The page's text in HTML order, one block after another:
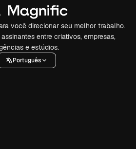
você direcionar seu melhor trabalho.
entre criativos, empresas,
e estúdios.
Português